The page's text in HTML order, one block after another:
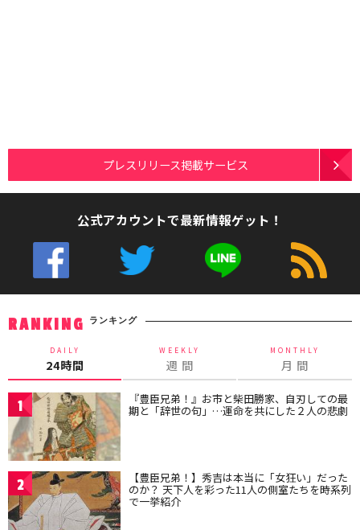
プレスリリース掲載サービス
公式アカウントで最新情報ゲット！
RANKING ランキング
DAILY
24時間
WEEKLY
週 間
MONTHLY
月 間
1 『豊臣兄弟！』お市と柴田勝家、自刃しての最
期と「辞世の句」…運命を共にした２人の悲劇
2 【豊臣兄弟！】秀吉は本当に「女狂い」だった
のか？ 天下人を彩った11人の側室たちを時系列
で一挙紹介